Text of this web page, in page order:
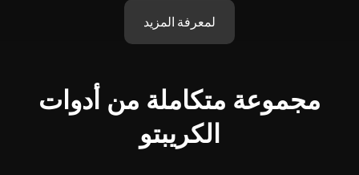
لمعرفة المزيد
مجموعة متكاملة من أدوات
الكريبتو